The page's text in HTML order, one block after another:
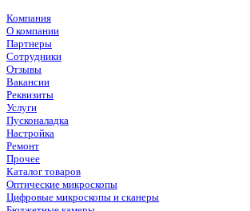
Компания
О компании
Партнеры
Сотрудники
Отзывы
Вакансии
Реквизиты
Услуги
Пусконаладка
Настройка
Ремонт
Прочее
Каталог товаров
Оптические микроскопы
Цифровые микроскопы и сканеры